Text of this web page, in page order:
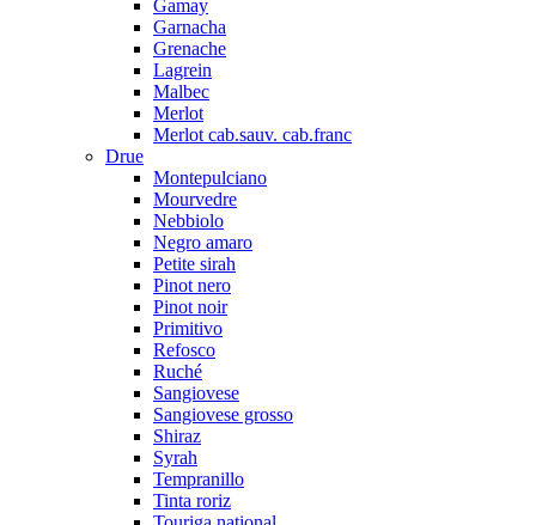
Gamay
Garnacha
Grenache
Lagrein
Malbec
Merlot
Merlot cab.sauv. cab.franc
Drue
Montepulciano
Mourvedre
Nebbiolo
Negro amaro
Petite sirah
Pinot nero
Pinot noir
Primitivo
Refosco
Ruché
Sangiovese
Sangiovese grosso
Shiraz
Syrah
Tempranillo
Tinta roriz